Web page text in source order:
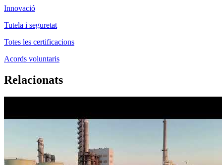
Innovació
Tutela i seguretat
Totes les certificacions
Acords voluntaris
Relacionats